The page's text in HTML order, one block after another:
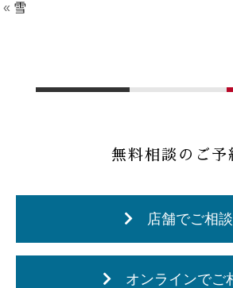
« 雪
無料相談のご予
店舗でご相談
オンラインでご